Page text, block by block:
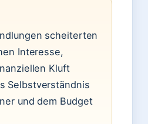
scheiterten
Interesse,
Kluft
Selbstverständnis
und dem Budget